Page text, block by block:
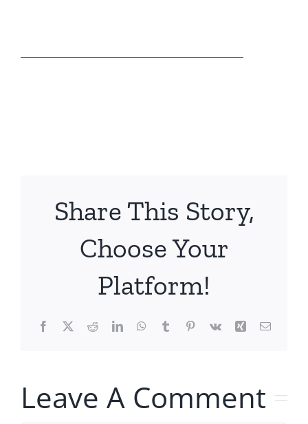
Share This Story,
Choose Your
Platform!
Facebook
X RedditLinkedInWhatsApp
TumblrPinterest
Vk Xing Email
Leave A Comment